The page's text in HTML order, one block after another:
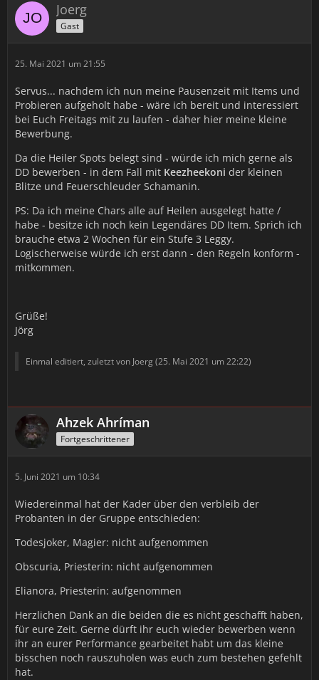
Joerg
Gast
25. Mai 2021 um 21:55
Servus... nachdem ich nun meine Pausenzeit mit Items und
Probieren aufgeholt habe - wäre ich bereit und interessiert
bei Euch Freitags mit zu laufen - daher hier meine kleine
Bewerbung.
Da die Heiler Spots belegt sind - würde ich mich gerne als
DD bewerben - in dem Fall mit Keezheekoni der kleinen
Blitze und Feuerschleuder Schamanin.
PS: Da ich meine Chars alle auf Heilen ausgelegt hatte /
habe - besitze ich noch kein Legendäres DD Item. Sprich ich
brauche etwa 2 Wochen für ein Stufe 3 Leggy.
Logischerweise würde ich erst dann - den Regeln konform -
mitkommen.
Grüße!
Jörg
Einmal editiert, zuletzt von Joerg (25. Mai 2021 um 22:22)
Ahzek Ahríman
Fortgeschrittener
5. Juni 2021 um 10:34
Wiedereinmal hat der Kader über den verbleib der
Probanten in der Gruppe entschieden:
Todesjoker, Magier: nicht aufgenommen
Obscuria, Priesterin: nicht aufgenommen
Elianora, Priesterin: aufgenommen
Herzlichen Dank an die beiden die es nicht geschafft haben,
für eure Zeit. Gerne dürft ihr euch wieder bewerben wenn
ihr an eurer Performance gearbeitet habt um das kleine
bisschen noch rauszuholen was euch zum bestehen gefehlt
hat.